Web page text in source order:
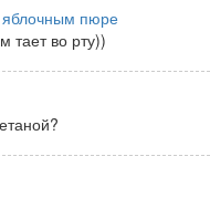
яблочным пюре
тает во рту))